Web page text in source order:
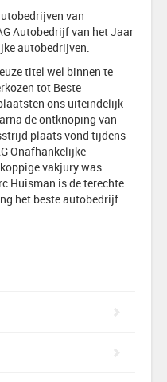
van
Autobedrijf van het Jaar
autobedrijven.
titel wel binnen te
tot Beste
ons uiteindelijk
de ontknoping van
plaats vond tijdens
Onafhankelijke
vakjury was
Huisman is de terechte
het beste autobedrijf